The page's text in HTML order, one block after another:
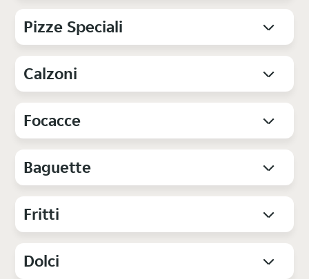
Pizze Speciali
Calzoni
Focacce
Baguette
Fritti
Dolci